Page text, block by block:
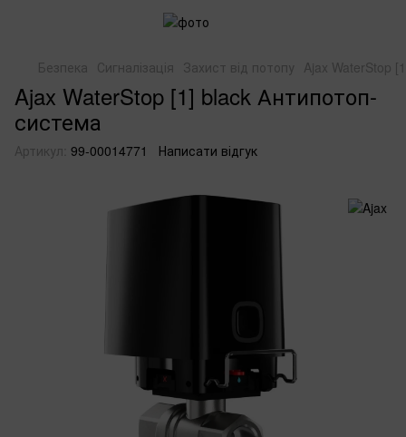
Безпека Сигналізація Захист від потопу Ajax WaterStop
Ajax WaterStop [1] black Антипотоп-
система
Артикул: 99-00014771 Написати відгук